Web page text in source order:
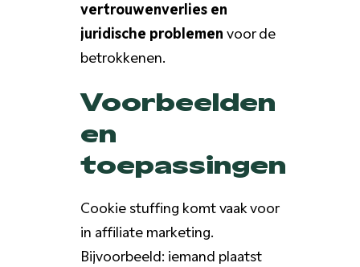
vertrouwenverlies en
juridische problemenvoor de
betrokkenen.
Voorbeelden
en
toepassingen
Cookie stuffing komt vaak voor
in affiliate marketing.
Bijvoorbeeld: iemand plaatst